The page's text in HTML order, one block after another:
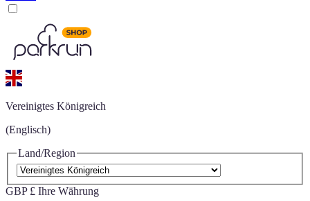
Vereinigtes Königreich
(Englisch)
Land/Region
GBP £ Ihre Währung